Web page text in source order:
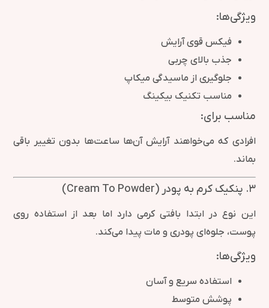
ویژگی‌ها:
فیکس قوی آرایش
جذب بالای چربی
جلوگیری از ماسیدگی میکاپ
مناسب تکنیک بیکینگ
مناسب برای:
افرادی که می‌خواهند آرایش آن‌ها ساعت‌ها بدون تغییر باقی
بماند.
۳. پنکیک کرم به پودر (Cream To Powder)
این نوع در ابتدا بافتی کرمی دارد اما بعد از استفاده روی
پوست، جلوه‌ای پودری و مات پیدا می‌کند.
ویژگی‌ها:
استفاده سریع و آسان
پوشش متوسط